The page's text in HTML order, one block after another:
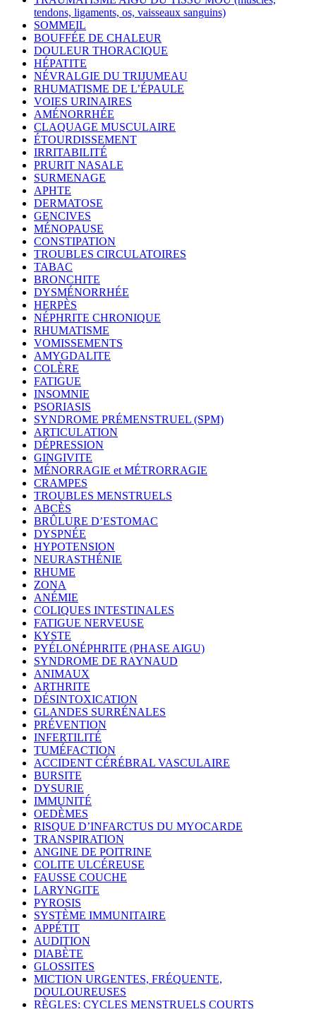
tendons, ligaments, os, vaisseaux sanguins)
SOMMEIL
BOUFFÉE DE CHALEUR
DOULEUR THORACIQUE
HÉPATITE
NÉVRALGIE DU TRIJUMEAU
RHUMATISME DE L’ÉPAULE
VOIES URINAIRES
AMÉNORRHÉE
CLAQUAGE MUSCULAIRE
ÉTOURDISSEMENT
IRRITABILITÉ
PRURIT NASALE
SURMENAGE
APHTE
DERMATOSE
GENCIVES
MÉNOPAUSE
CONSTIPATION
TROUBLES CIRCULATOIRES
TABAC
BRONCHITE
DYSMÉNORRHÉE
HERPÈS
NÉPHRITE CHRONIQUE
RHUMATISME
VOMISSEMENTS
AMYGDALITE
COLÈRE
FATIGUE
INSOMNIE
PSORIASIS
SYNDROME PRÉMENSTRUEL (SPM)
ARTICULATION
DÉPRESSION
GINGIVITE
MÉNORRAGIE et MÉTRORRAGIE
CRAMPES
TROUBLES MENSTRUELS
ABCÈS
BRÛLURE D’ESTOMAC
DYSPNÉE
HYPOTENSION
NEURASTHÉNIE
RHUME
ZONA
ANÉMIE
COLIQUES INTESTINALES
FATIGUE NERVEUSE
KYSTE
PYÉLONÉPHRITE (PHASE AIGU)
SYNDROME DE RAYNAUD
ANIMAUX
ARTHRITE
DÉSINTOXICATION
GLANDES SURRÉNALES
PRÉVENTION
INFERTILITÉ
TUMÉFACTION
ACCIDENT CÉRÉBRAL VASCULAIRE
BURSITE
DYSURIE
IMMUNITÉ
OEDÈMES
RISQUE D’INFARCTUS DU MYOCARDE
TRANSPIRATION
ANGINE DE POITRINE
COLITE ULCÉREUSE
FAUSSE COUCHE
LARYNGITE
PYROSIS
SYSTÈME IMMUNITAIRE
APPÉTIT
AUDITION
DIABÈTE
GLOSSITES
MICTION URGENTES, FRÉQUENTE,
DOULOUREUSES
RÈGLES: CYCLES MENSTRUELS COURTS